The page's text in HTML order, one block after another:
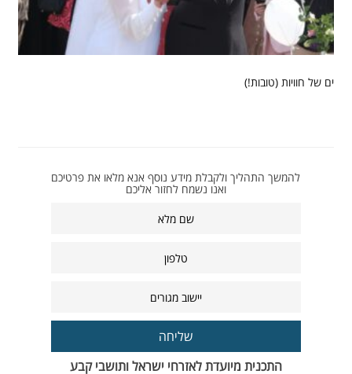
ים של חוויות (טובות!)
להמשך התהליך ולקבלת מידע נוסף אנא מלאו את פרטיכם
ואנו נשמח לחזור אליכם
שליחה
התכנית מיועדת לאזרחי ישראל ותושבי קבע